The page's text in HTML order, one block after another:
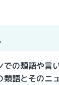
での類語や言
語とそのニ